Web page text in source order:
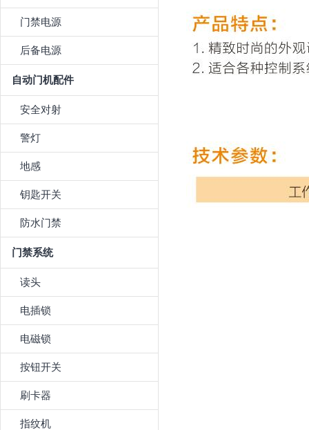
门禁电源
后备电源
自动门机配件
安全对射
警灯
地感
钥匙开关
防水门禁
门禁系统
读头
电插锁
电磁锁
按钮开关
刷卡器
指纹机